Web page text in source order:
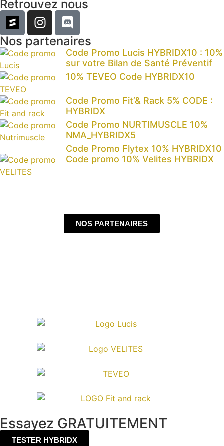
Retrouvez nous
Nos partenaires
Code Promo Lucis HYBRIDX10 : 10%
sur votre Bilan de Santé Préventif
10% TEVEO Code HYBRIDX10
Code Promo Fit’& Rack 5% CODE :
HYBRIDX
Code Promo NURTIMUSCLE 10%
NMA_HYBRIDX5
Code Promo Flytex 10% HYBRIDX10
Code promo 10% Velites HYBRIDX
NOS PARTENAIRES
Essayez GRATUITEMENT
TESTER HYBRIDX